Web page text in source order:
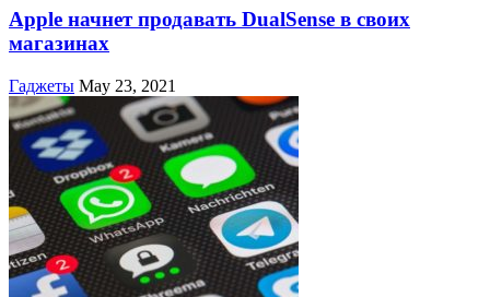
Apple начнет продавать DualSense в своих
магазинах
Гаджеты May 23, 2021